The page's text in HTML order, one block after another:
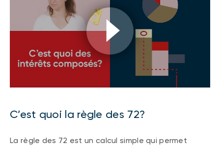
C’est quoi la règle des 72?
La règle des 72 est un calcul simple qui permet